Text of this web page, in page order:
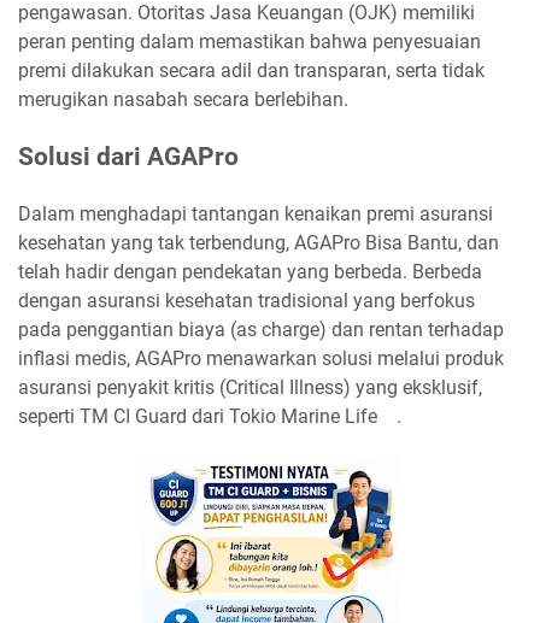
pengawasan. Otoritas Jasa Keuangan (OJK) memiliki
peran penting dalam memastikan bahwa penyesuaian
premi dilakukan secara adil dan transparan, serta tidak
merugikan nasabah secara berlebihan.
Solusi dari AGAPro
Dalam menghadapi tantangan kenaikan premi asuransi
kesehatan yang tak terbendung, AGAPro Bisa Bantu, dan
telah hadir dengan pendekatan yang berbeda. Berbeda
dengan asuransi kesehatan tradisional yang berfokus
pada penggantian biaya (as charge) dan rentan terhadap
inflasi medis, AGAPro menawarkan solusi melalui produk
asuransi penyakit kritis (Critical Illness) yang eksklusif,
seperti TM CI Guard dari Tokio Marine Life .